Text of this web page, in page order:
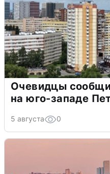
Очевидцы
на юго-западе
5 августа 0